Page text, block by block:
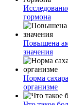
гормона
Повышена
значения
Норма
организме